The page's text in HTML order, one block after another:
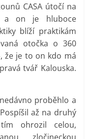
CASA útočí na
a on je hluboce
blíží praktikám
otočka o 360
že je to on kdo má
tvář Kalouska.
proběhlo a
až na druhý
ohrozil celou,